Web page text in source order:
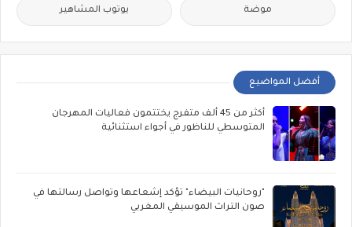
موضة يوتوب المشاهير
أفضل المواضيع
أكثر من 45 ألف متفرج يختتمون فعاليات المهرجان
المتوسطي للناظور في أجواء استثنائية
"روحانيات البيضاء" تؤكد إشعاعها وتواصل رسالتها في
صون التراث الموسيقي المغربي